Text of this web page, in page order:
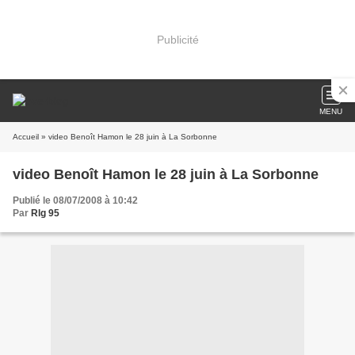
Publicité
MENU
Accueil » video Benoît Hamon le 28 juin à La Sorbonne
video Benoît Hamon le 28 juin à La Sorbonne
Publié le 08/07/2008 à 10:42
Par Rlg 95